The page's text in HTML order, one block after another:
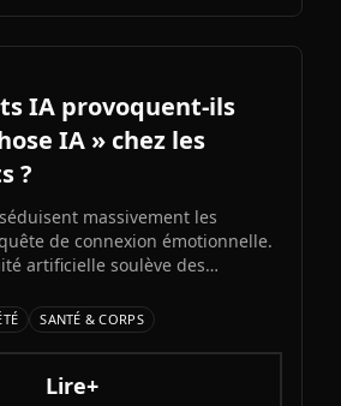
IA provoquent-ils
IA » chez les
?
massivement les
de connexion émotionnelle.
artificielle soulève des
d'une possible «
à l'immersion prolongée dans
avec des machines.
SANTÉ & CORPS
Lire+